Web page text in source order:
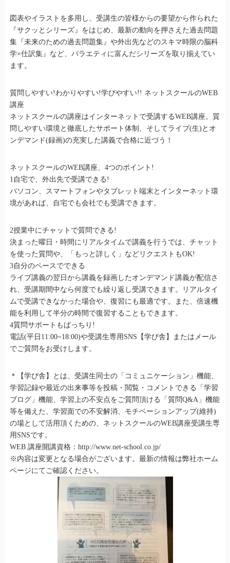
図表やイラストを多用し、受講生の皆様からの要望から作られた
『サクッとシリーズ』をはじめ、最新の動向を押さえた過去問題
集『未来のための過去問題集』や外出先などのスキマ時限の脳科
学×仕訳集』など、バラエティに富んだシリーズを取り揃えてい
ます。
質問しやすい!わかりやすい!学びやすい!! ネットスクールのWEB
講座
ネットスクールの講座はインターネットで受講するWEB講座。質
問しやすい環境と徹底したサポート体制、そしてライブ(生)とオ
ンデマンド(録画)の充実した講義で合格に近づう！
ネットスクールのWEB講座、4つのポイント!
1自宅で、外出先で受講できる!
パソコン、スマートフォンやタブレット端末とインターネット環
境があれば、自宅でも会社でも受講できます。
2授業中にチャットで質問できる!
決まった曜日・時間にリアルタイムで講義を行うでは、チャット
を使った質問や、「もっと詳しく」などリクエストもOK!
3自分のペースでできる
ライブ講義の翌日から講義を録画したオンデマンド講義が配信さ
れ、受講期間中なら何度でも繰り返し受講できます。リアルタイ
ムで受講できなかった場合や、復習にも最適です。また、倍速機
能を利用して半分の時間で復習することもできます。
4質問サポートもばっちり!
電話(平日11:00~18:00)や受講生専用SNS【学び舎】またはメール
でご質問をお受けします。
＊【学び舎】とは、受講生同士の「コミュニケーション」機能、
学習記録や最近の出来事等を投稿・閲覧・コメントできる「学習
ブログ」機能、学習上の不安点をご質問頂ける「質問Q&A」機能
等を備えた、学習面での不安解消、モチベーションアップ(維持)
の場として活用頂くための、ネットスクールのWEB講座受講生専
用SNSです。
WEB 講座開講資格：http://www.net-school.co.jp/
※内容は変更となる場合がございます。最新の情報は弊社ホーム
ページにてご確認ください。